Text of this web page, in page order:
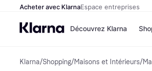
Acheter avec KlarnaEspace entreprises
Découvrez Klarna
Klarna/Shopping/Maisons et Intérieurs/